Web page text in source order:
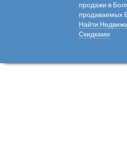
продажи в
продаваемых
Найти
Скидками